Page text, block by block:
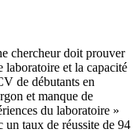
chercheur doit prouver
laboratoire et la capacité
de débutants en
et manque de
du laboratoire »
taux de réussite de 94